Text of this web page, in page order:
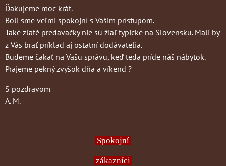
Ďakujeme moc krát.
Boli sme veľmi spokojní s Vašim prístupom.
Také zlaté predavačky nie sú žiaľ typické na Slovensku. Mali by
z Vás brať príklad aj ostatní dodávatelia.
Budeme čakať na Vašu správu, keď teda príde náš nábytok.
Prajeme pekný zvyšok dňa a víkend ?
S pozdravom
A. M.
Spokojní
zákazníci